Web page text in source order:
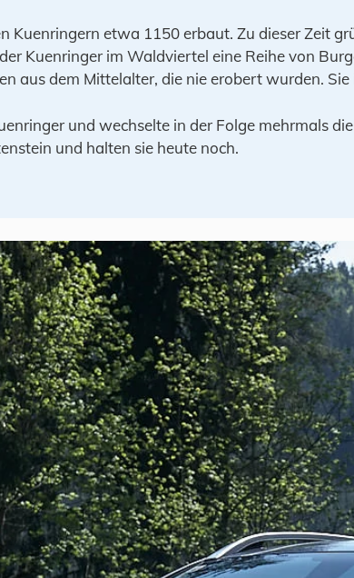
Kuenringern etwa 1150 erbaut. Zu dieser Zeit
Kuenringer im Waldviertel eine Reihe von
aus dem Mittelalter, die nie erobert wurden.
und wechselte in der Folge mehrmals
und halten sie heute noch.